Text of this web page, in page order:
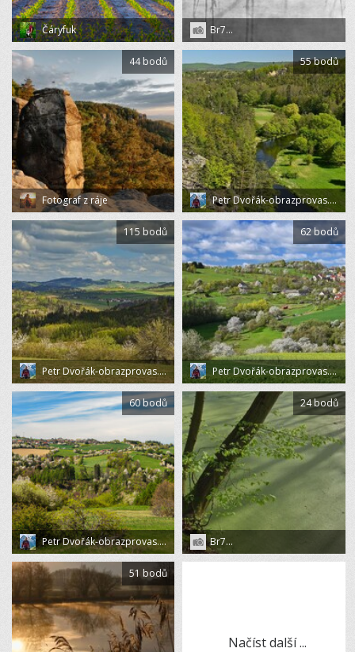
Čáryfuk Br7...
Fotograf z ráje
44 bodů
Petr Dvořák-obrazprovas.cz
55 bodů
Petr Dvořák-obrazprovas.cz
115 bodů
Petr Dvořák-obrazprovas.cz
62 bodů
Petr Dvořák-obrazprovas.cz
60 bodů
Br7...
24 bodů
51 bodů
Načíst další ...